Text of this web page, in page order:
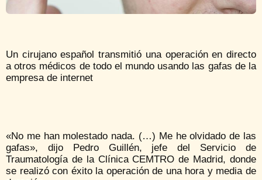
Un cirujano español transmitió una operación en directo
a otros médicos de todo el mundo usando las gafas de la
empresa de internet
«No me han molestado nada. (…) Me he olvidado de las
gafas», dijo Pedro Guillén, jefe del Servicio de
Traumatología de la Clínica CEMTRO de Madrid, donde
se realizó con éxito la operación de una hora y media de